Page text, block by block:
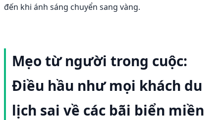
đến khi ánh sáng chuyển sang vàng.
Mẹo từ người trong cuộc:
Điều hầu như mọi khách du
lịch sai về các bãi biển miền